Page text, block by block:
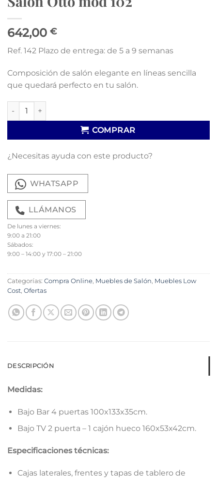
642,00 €
Ref. 142 Plazo de entrega: de 5 a 9 semanas
Composición de salón elegante en líneas sencilla
que quedará perfecto en tu salón.
Salón Otto mod 102 cantidad
COMPRAR
¿Necesitas ayuda con este producto?
WHATSAPP
LLÁMANOS
De lunes a viernes:
9:00 a 21:00
Sábados:
9:00 – 14:00 y 17:00 – 21:00
Categorías: Compra Online, Muebles de Salón, Muebles Low
Cost, Ofertas
DESCRIPCIÓN
Medidas:
Bajo Bar 4 puertas 100x133x35cm.
Bajo TV 2 puerta – 1 cajón hueco 160x53x42cm.
Especificaciones técnicas:
Cajas laterales, frentes y tapas de tablero de